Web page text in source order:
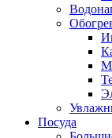
Посуда